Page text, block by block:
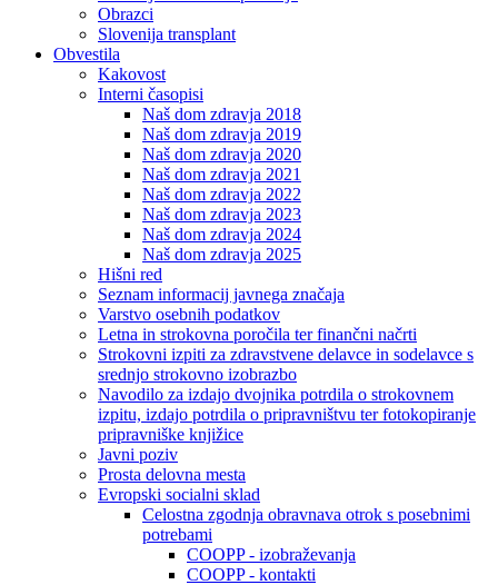
Obrazci
Slovenija transplant
Obvestila
Kakovost
Interni časopisi
Naš dom zdravja 2018
Naš dom zdravja 2019
Naš dom zdravja 2020
Naš dom zdravja 2021
Naš dom zdravja 2022
Naš dom zdravja 2023
Naš dom zdravja 2024
Naš dom zdravja 2025
Hišni red
Seznam informacij javnega značaja
Varstvo osebnih podatkov
Letna in strokovna poročila ter finančni načrti
Strokovni izpiti za zdravstvene delavce in sodelavce s
srednjo strokovno izobrazbo
Navodilo za izdajo dvojnika potrdila o strokovnem
izpitu, izdajo potrdila o pripravništvu ter fotokopiranje
pripravniške knjižice
Javni poziv
Prosta delovna mesta
Evropski socialni sklad
Celostna zgodnja obravnava otrok s posebnimi
potrebami
COOPP - izobraževanja
COOPP - kontakti